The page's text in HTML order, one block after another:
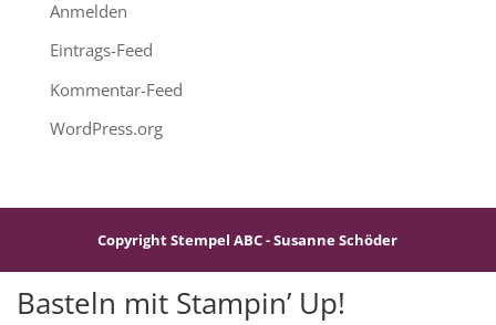
Anmelden
Eintrags-Feed
Kommentar-Feed
WordPress.org
Copyright Stempel ABC - Susanne Schöder
Basteln mit Stampin’ Up!